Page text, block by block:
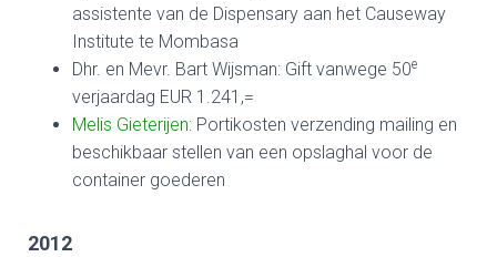
assistente van de Dispensary aan het Causeway
Institute te Mombasa
Dhr. en Mevr. Bart Wijsman: Gift vanwege 50e
verjaardag EUR 1.241,=
Melis Gieterijen: Portikosten verzending mailing en
beschikbaar stellen van een opslaghal voor de
container goederen
2012